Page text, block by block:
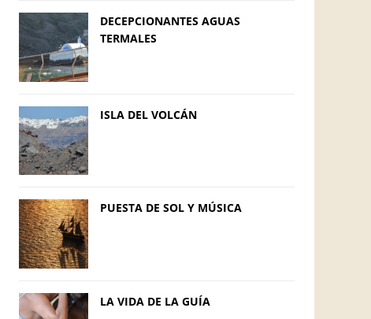
DECEPCIONANTES AGUAS
TERMALES
ISLA DEL VOLCÁN
PUESTA DE SOL Y MÚSICA
LA VIDA DE LA GUÍA